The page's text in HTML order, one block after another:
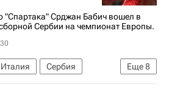
"Спартака" Срджан Бабич вошел в
Сербии на чемпионат Европы.
Еще8
Италия
Сербия